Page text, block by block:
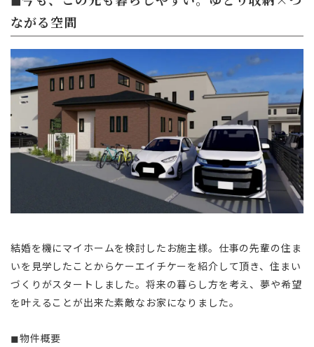
ながる空間
結婚を機にマイホームを検討したお施主様。仕事の先輩の住ま
いを見学したことからケーエイチケーを紹介して頂き、住まい
づくりがスタートしました。将来の暮らし方を考え、夢や希望
を叶えることが出来た素敵なお家になりました。
◼︎物件概要